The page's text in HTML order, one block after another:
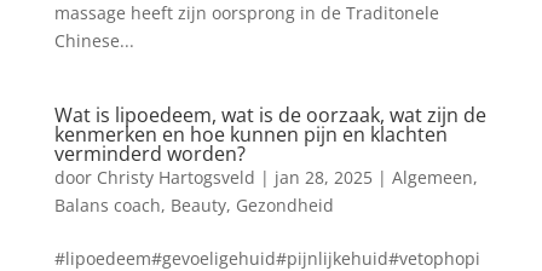
massage heeft zijn oorsprong in de Traditonele
Chinese...
Wat is lipoedeem, wat is de oorzaak, wat zijn de
kenmerken en hoe kunnen pijn en klachten
verminderd worden?
door Christy Hartogsveld | jan 28, 2025| Algemeen,
Balans coach, Beauty, Gezondheid
#lipoedeem#gevoeligehuid#pijnlijkehuid#vetophopi